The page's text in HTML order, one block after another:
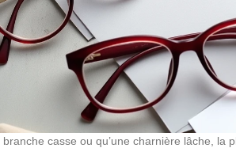
casse ou qu’une charnière lâche, la